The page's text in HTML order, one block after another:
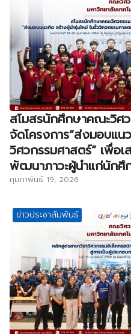
สโมสรนักศึกษาคณะวิศ
จัดโครงการ“ส่งมอบแน
วิศวกรรมศาสตร์” เพื่อ
พัฒนาภาวะผู้นำแก่นักศึ
กุมภาพันธ์ 19, 2026
ข่าวประชาสัมพันธ์